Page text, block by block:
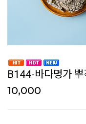
B144-바다명가
10,000